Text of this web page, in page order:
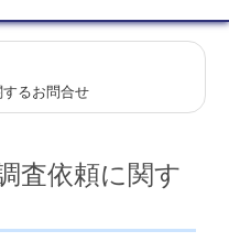
るお問合せ
査依頼に関す